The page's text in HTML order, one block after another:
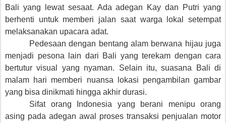
Bali yang lewat sesaat. Ada adegan Kay dan Putri yang
berhenti untuk memberi jalan saat warga lokal setempat
melaksanakan upacara adat.
Pedesaan dengan bentang alam berwana hijau juga
menjadi pesona lain dari Bali yang terekam dengan cara
bertutur visual yang nyaman. Selain itu, suasana Bali di
malam hari memberi nuansa lokasi pengambilan gambar
yang bisa dinikmati hingga akhir durasi.
Sifat orang Indonesia yang berani menipu orang
asing pada adegan awal proses transaksi penjualan motor